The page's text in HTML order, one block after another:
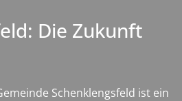
Die Zukunft
Schenklengsfeld ist ein